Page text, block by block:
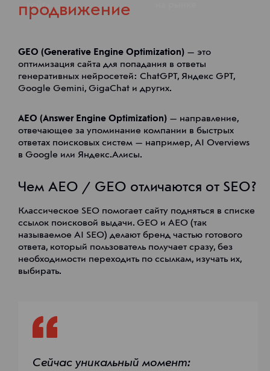
сайт»
продвижение
GEO (Generative Engine Optimization) — это
оптимизация сайта для попадания в ответы
генеративных нейросетей: ChatGPT, Яндекс GPT,
Google Gemini, GigaChat и других.
AEO (Answer Engine Optimization) — направление,
отвечающее за упоминание компании в быстрых
ответах поисковых систем — например, AI Overviews
в Google или Яндекс.Алисы.
Чем AEO / GEO отличаются от SEO?
Классическое SEO помогает сайту подняться в списке
ссылок поисковой выдачи. GEO и AEO (так
называемое AI SEO) делают бренд частью готового
ответа, который пользователь получает сразу, без
необходимости переходить по ссылкам, изучать их,
выбирать.
Сейчас уникальный момент: